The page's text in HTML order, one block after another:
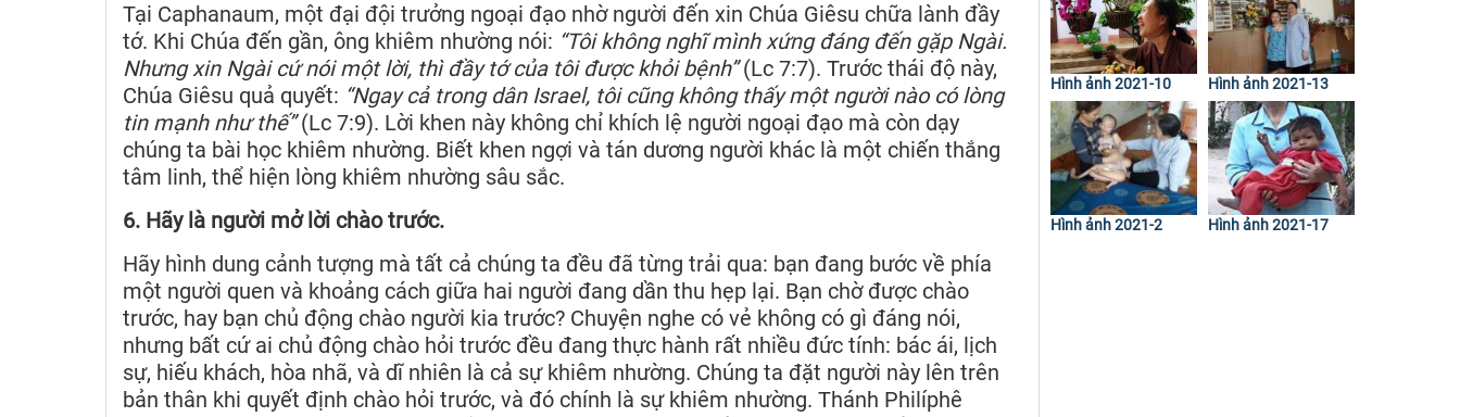
Tại Caphanaum, một đại đội trưởng ngoại đạo nhờ người đến xin Chúa Giêsu chữa lành đầy
tớ. Khi Chúa đến gần, ông khiêm nhường nói: “Tôi không nghĩ mình xứng đáng đến gặp Ngài.
Nhưng xin Ngài cứ nói một lời, thì đầy tớ của tôi được khỏi bệnh”(Lc 7:7). Trước thái độ này,
Chúa Giêsu quả quyết: “Ngay cả trong dân Israel, tôi cũng không thấy một người nào có lòng
tin mạnh như thế”(Lc 7:9). Lời khen này không chỉ khích lệ người ngoại đạo mà còn dạy
chúng ta bài học khiêm nhường. Biết khen ngợi và tán dương người khác là một chiến thắng
tâm linh, thể hiện lòng khiêm nhường sâu sắc.
6. Hãy là người mở lời chào trước.
Hãy hình dung cảnh tượng mà tất cả chúng ta đều đã từng trải qua: bạn đang bước về phía
một người quen và khoảng cách giữa hai người đang dần thu hẹp lại. Bạn chờ được chào
trước, hay bạn chủ động chào người kia trước? Chuyện nghe có vẻ không có gì đáng nói,
nhưng bất cứ ai chủ động chào hỏi trước đều đang thực hành rất nhiều đức tính: bác ái, lịch
sự, hiếu khách, hòa nhã, và dĩ nhiên là cả sự khiêm nhường. Chúng ta đặt người này lên trên
bản thân khi quyết định chào hỏi trước, và đó chính là sự khiêm nhường. Thánh Philíphê
Hình ảnh 2021-10 Hình ảnh 2021-13
Hình ảnh 2021-2 Hình ảnh 2021-17